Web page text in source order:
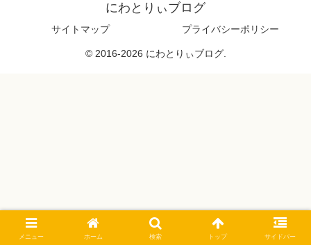
にわとりぃブログ
サイトマップ プライバシーポリシー
© 2016-2026 にわとりぃブログ.
メニュー ホーム 検索 トップ サイドバー